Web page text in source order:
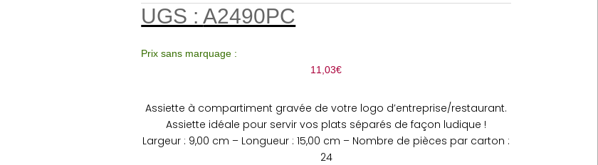
UGS :A2490PC
Prix sans marquage :
11,03€
Assiette à compartiment gravée de votre logo d’entreprise/restaurant.
Assiette idéale pour servir vos plats séparés de façon ludique !
Largeur : 9,00 cm – Longueur : 15,00 cm – Nombre de pièces par carton :
24